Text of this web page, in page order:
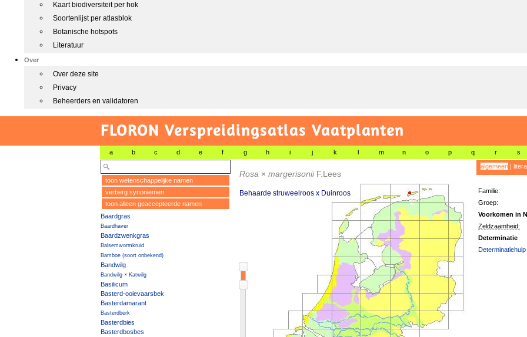
Kaart biodiversiteit per hok
Soortenlijst per atlasblok
Botanische hotspots
Literatuur
Over
Over deze site
Privacy
Beheerders en validatoren
FLORON Verspreidingsatlas Vaatplanten
a b c d e f g h i j k l m n o p q r s
toon wetenschappelijke namen
verberg synoniemen
toon alleen geaccepteerde namen
Baardgras
Baardhaver
Baardzwenkgras
Balsemwormkruid
Bamboe (soort onbekend)
Bandwilg
Bandwilg × Katwilg
Basilicum
Basterd-ooievaarsbek
Basterdamarant
Basterdberk
Basterdbies
Basterdbosbes
Rosa × margerisonii F.Lees
Behaarde struweelroos x Duinroos
algemeen|
Familie:
Groep:
Voorkomen in
Zeldzaamheid:
Determinatie